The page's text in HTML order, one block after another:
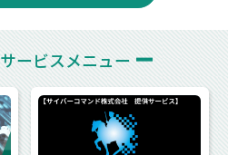
サービスメニュー